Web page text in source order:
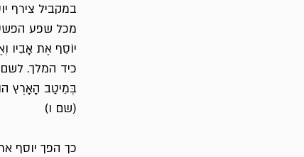
במקביל צירף
מכל שפע הפשע
יוֹסֵף אֶת אָבִיו
כיד המלך.
בְּמֵיטַב הָאָרֶץ
(שם ו)
כך הפך יוסף